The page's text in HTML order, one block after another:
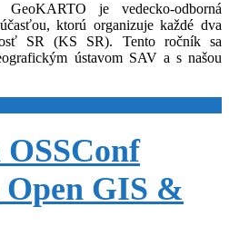
GeoKARTO je vedecko-odborná
ktorú organizuje každé dva
SR (KS SR). Tento ročník sa
ústavom SAV a s našou
Open GIS &